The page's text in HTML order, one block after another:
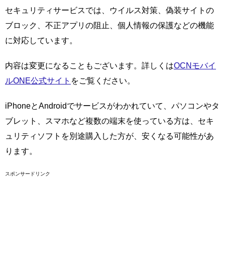
セキュリティサービスでは、ウイルス対策、偽装サイトの
ブロック、不正アプリの阻止、個人情報の保護などの機能
に対応しています。
内容は変更になることもございます。詳しくはOCNモバイ
ルONE公式サイト をご覧ください。
iPhoneとAndroidでサービスがわかれていて、パソコンやタ
ブレット、スマホなど複数の端末を使っている方は、セキ
ュリティソフトを別途購入した方が、安くなる可能性があ
ります。
スポンサードリンク